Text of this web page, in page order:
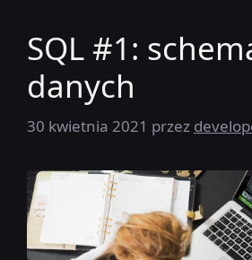
SQL #1:
danych
30 kwietnia 2021 przez